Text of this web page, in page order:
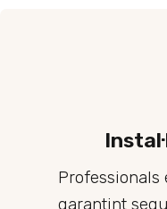
Professionals
garantint